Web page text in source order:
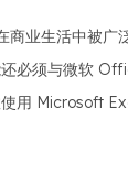
业生活中被广
必须与微软
用 Microsoft